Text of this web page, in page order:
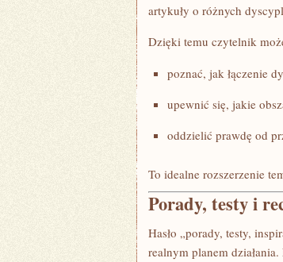
artykuły o różnych
Dzięki temu czytelnik
poznać, jak łączenie
upewnić się, jakie
oddzielić prawdę od
To idealne rozszerzenie
Porady, testy i
Hasło „porady, testy,
realnym planem